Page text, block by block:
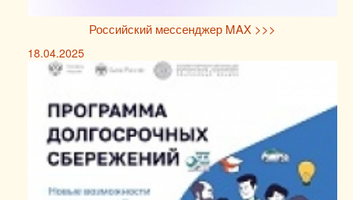
Российский мессенджер MAX >>>
18.04.2025